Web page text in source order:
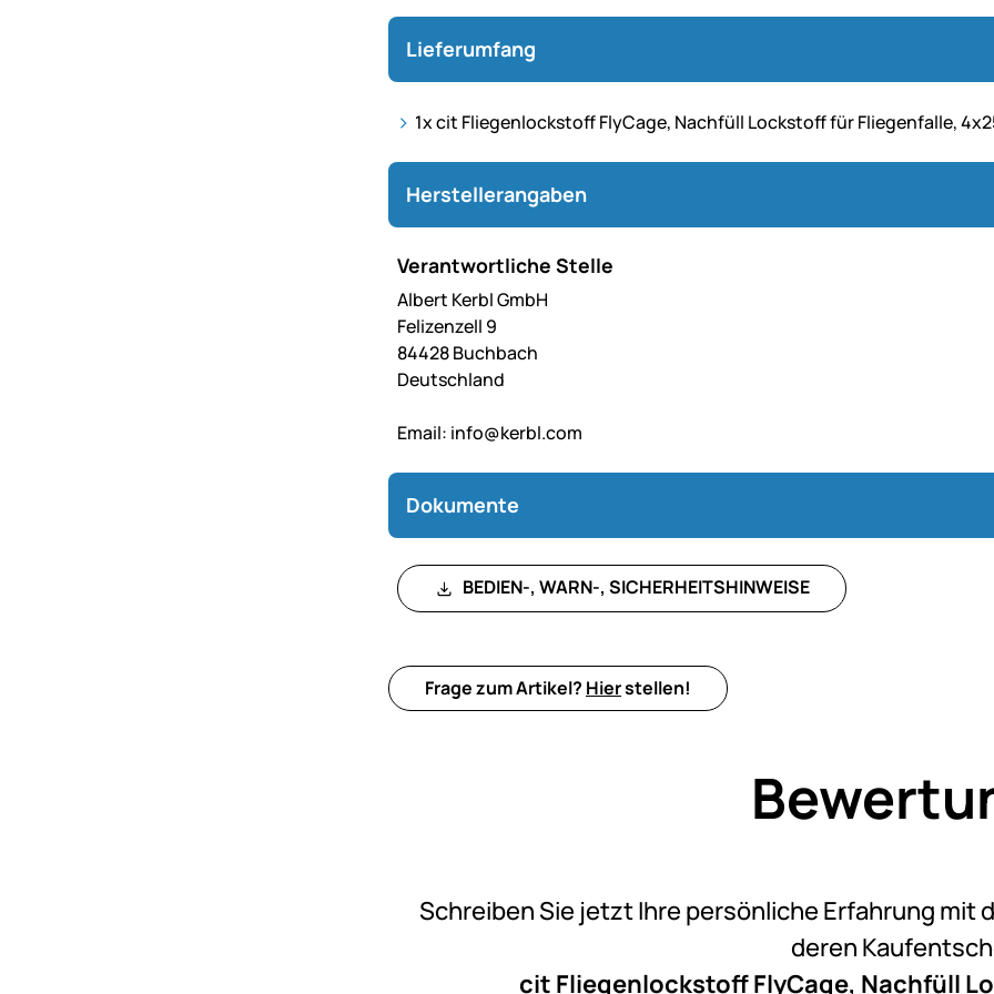
Lieferumfang
1x cit Fliegenlockstoff FlyCage, Nachfüll Lockstoff für Fliegenfalle,
Herstellerangaben
Verantwortliche Stelle
Albert Kerbl GmbH
Felizenzell 9
84428 Buchbach
Deutschland
Email: info@kerbl.com
Dokumente
BEDIEN-, WARN-, SICHERHEITSHINWEISE
Frage zum Artikel? Hierstellen!
Schreiben Sie jetzt Ihre persönliche Erfahrung mit
deren
cit Fliegenlockstoff FlyCage, Nachfüll